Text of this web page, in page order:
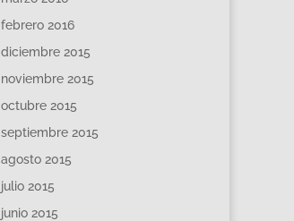
febrero 2016
diciembre 2015
noviembre 2015
octubre 2015
septiembre 2015
agosto 2015
julio 2015
junio 2015